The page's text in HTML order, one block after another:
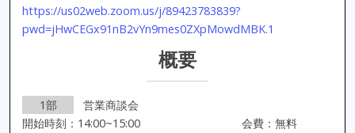
https://us02web.zoom.us/j/89423783839?
pwd=jHwCEGx91nB2vYn9mes0ZXpMowdMBK.1
概要
1部
営業商談会
開始時刻：14:00~15:00
会費：無料